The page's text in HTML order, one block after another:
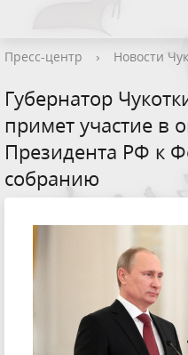
Пресс-центр › Новости
Губернатор
примет участие в
Президента РФ к
собранию